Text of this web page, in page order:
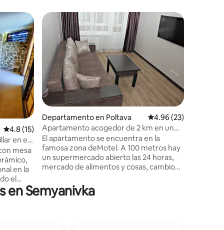
Calificación promedio: 4.8 de 5; 15 evaluaciones
4.8 (15)
en el
mesa
en la
Departamento en Poltava Calificación
4.96 (23)
Apartamento acogedor de 2 km en un
motel con Euro-reparación.
El apartamento se encuentra en la
famosa zona deMotel. A 100 metros hay
un supermercado abierto las 24 horas,
mercado de alimentos y cosas, cambio
clínicas dentales, paradas de autobús en
cualquier dirección. Estación de
en Semyanivka